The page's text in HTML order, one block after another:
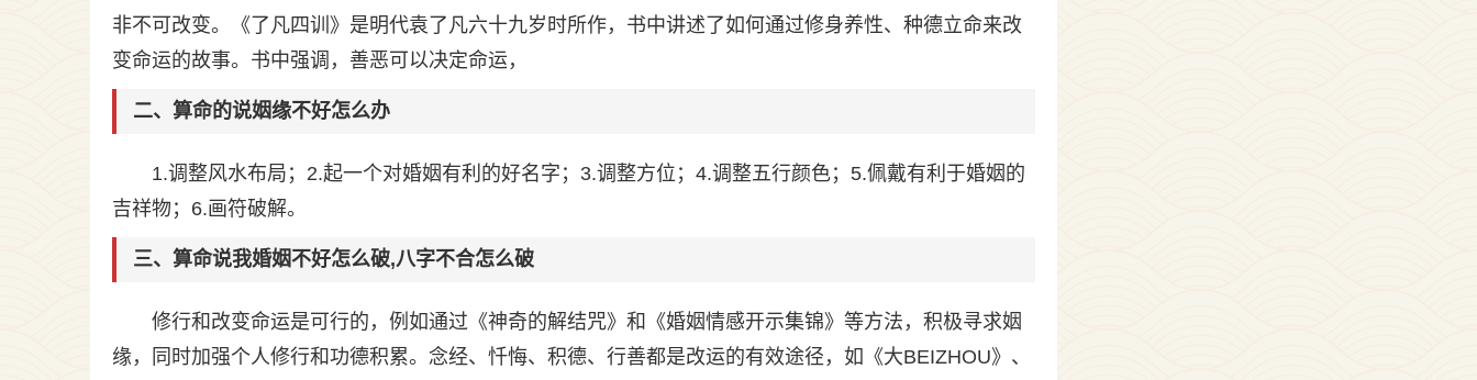
非不可改变。《了凡四训》是明代袁了凡六十九岁时所作，书中讲述了如何通过修身养性、种德立命来改
变命运的故事。书中强调，善恶可以决定命运，
二、算命的说姻缘不好怎么办
1.调整风水布局；2.起一个对婚姻有利的好名字；3.调整方位；4.调整五行颜色；5.佩戴有利于婚姻的
吉祥物；6.画符破解。
三、算命说我婚姻不好怎么破,八字不合怎么破
修行和改变命运是可行的，例如通过《神奇的解结咒》和《婚姻情感开示集锦》等方法，积极寻求姻
缘，同时加强个人修行和功德积累。念经、忏悔、积德、行善都是改运的有效途径，如《大BEIZHOU》、